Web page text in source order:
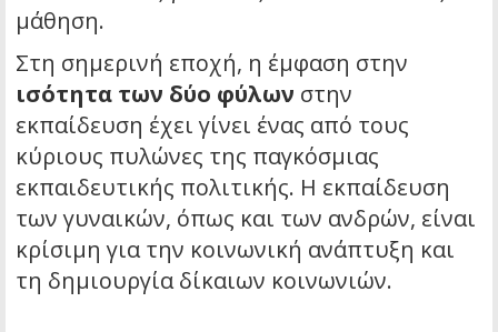
μάθηση.
Στη σημερινή εποχή, η έμφαση στην
ισότητα των δύο φύλων στην
εκπαίδευση έχει γίνει ένας από τους
κύριους πυλώνες της παγκόσμιας
εκπαιδευτικής πολιτικής. Η εκπαίδευση
των γυναικών, όπως και των ανδρών, είναι
κρίσιμη για την κοινωνική ανάπτυξη και
τη δημιουργία δίκαιων κοινωνιών.